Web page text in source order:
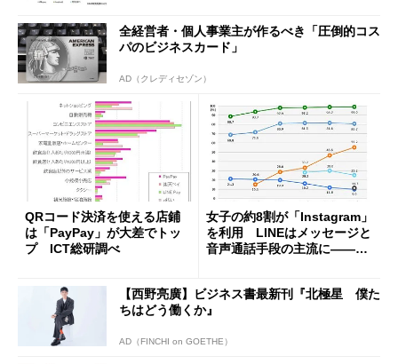
全経営者・個人事業主が作るべき「圧倒的コス
パのビジネスカード」
AD（クレディセゾン）
QRコード決済を使える店鋪
は「PayPay」が大差でトッ
プ ICT総研調べ
女子の約8割が「Instagram」
を利用 LINEはメッセージと
音声通話手段の主流に――東
【西野亮廣】ビジネス書最新刊『北極星 僕た
ちはどう働くか』
AD（FINCHI on GOETHE）